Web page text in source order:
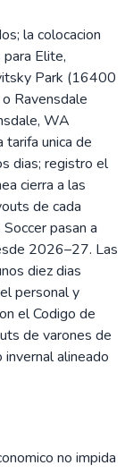
la colocacion
Elite,
Park (16400
Ravensdale
WA
unica de
dias; registro el
cierra a las
de cada
pasan a
2026–27. Las
diez dias
personal y
el Codigo de
de varones de
alineado
no impida